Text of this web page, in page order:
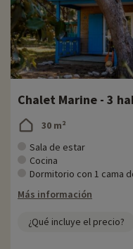
Chalet Marine - 3
30 m²
Sala de estar
Cocina
Dormitorio con 1 cama
Más información
¿Qué incluye el precio?